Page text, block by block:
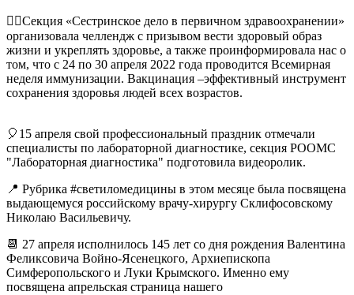
🏋‍♀Секция «Сестринское дело в первичном здравоохранении»
организовала челлендж с призывом вести здоровый образ
жизни и укреплять здоровье, а также проинформировала нас о
том, что с 24 по 30 апреля 2022 года проводится Всемирная
неделя иммунизации. Вакцинация –эффективный инструмент
сохранения здоровья людей всех возрастов.
🎈15 апреля свой профессиональный праздник отмечали
специалисты по лабораторной диагностике, секция РООМС
"Лабораторная диагностика" подготовила видеоролик.
📍 Рубрика #светиломедицины в этом месяце была посвящена
выдающемуся российскому врачу-хирургу Склифосовскому
Николаю Васильевичу.
📆 27 апреля исполнилось 145 лет со дня рождения Валентина
Феликсовича Войно-Ясенецкого, Архиепископа
Симферопольского и Луки Крымского. Именно ему
посвящена апрельская страница нашего